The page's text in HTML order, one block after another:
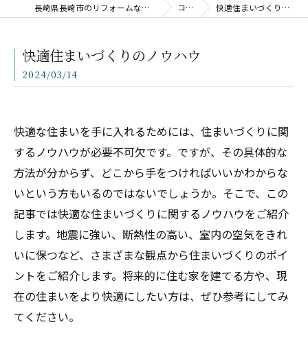
長崎県長崎市のリフォームならSirius株式会社 コラム 快適住まいづくりのノウハウ
快適住まいづくりのノウハウ
2024/03/14
快適な住まいを手に入れるためには、住まいづくりに関
するノウハウが必要不可欠です。ですが、その具体的な
方法が分からず、どこから手をつければいいかわからな
いという方もいるのではないでしょうか。そこで、この
記事では快適な住まいづくりに関するノウハウをご紹介
します。地震に強い、断熱性の高い、室内の空気をきれ
いに保つなど、さまざまな観点から住まいづくりのポイ
ントをご紹介します。将来的に住む家を建てる方や、現
在の住まいをより快適にしたい方は、ぜひ参考にしてみ
てください。